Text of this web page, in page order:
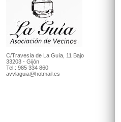
C/Travesía de La Guía, 11 Bajo
33203 - Gijón
Tel.: 985 334 860
avvlaguia@hotmail.es